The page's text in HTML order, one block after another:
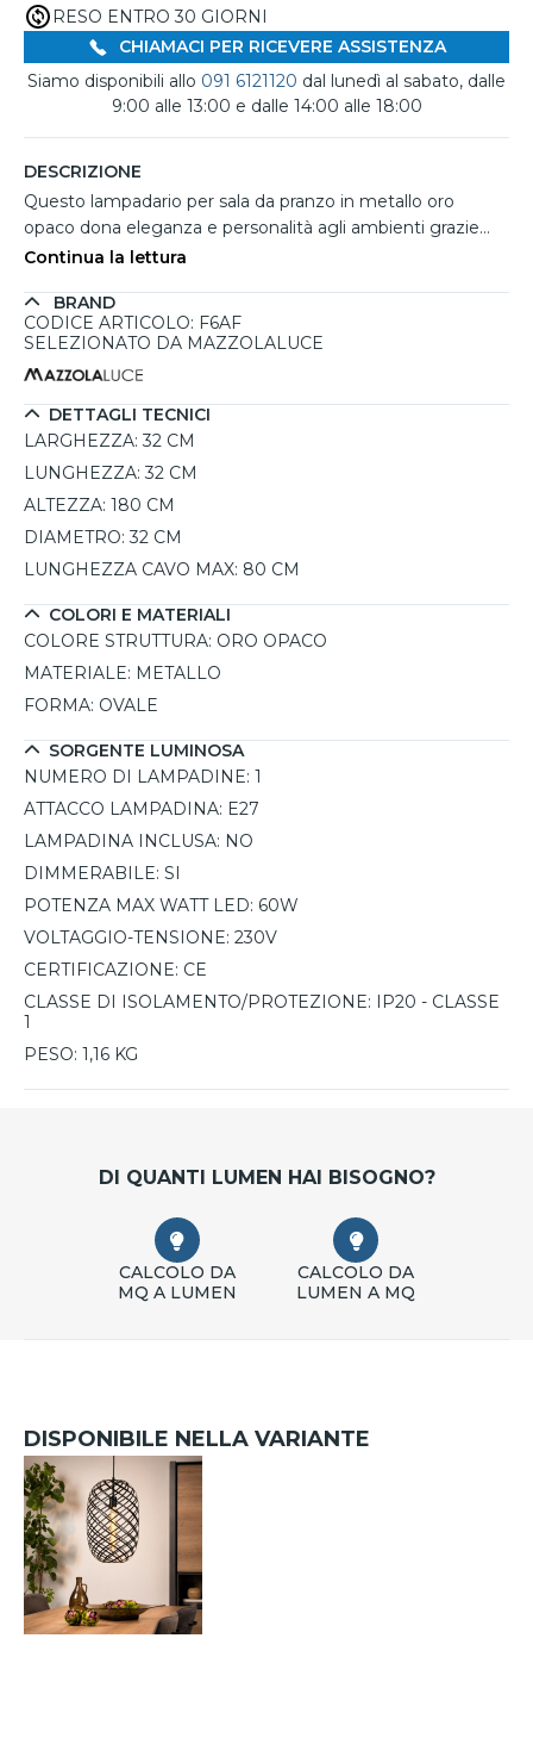
RESO ENTRO 30 GIORNI
CHIAMACI PER RICEVERE ASSISTENZA
Siamo disponibili allo 091 6121120 dal lunedì al sabato, dalle
9:00 alle 13:00 e dalle 14:00 alle 18:00
DESCRIZIONE
Questo lampadario per sala da pranzo in metallo oro
opaco dona eleganza e personalità agli ambienti grazie
alla sua struttura intrecciata dalla forma ovale. Il design
giochi di luce e un'atmosfera accogliente ideale sopra
tavoli da pranzo, living moderni o ambienti dal gusto
60W, permette di regolare facilmente l'intensità luminosa
collegandolo a un dimmer esterno. L'altezza regolabile
fino a 180 cm offre grande versatilità di installazione
adattandosi perfettamente a diversi spazi abitativi.
Continua la lettura
BRAND
CODICE ARTICOLO: F6AF
SELEZIONATO DA MAZZOLALUCE
DETTAGLI TECNICI
LARGHEZZA: 32 CM
LUNGHEZZA: 32 CM
ALTEZZA: 180 CM
DIAMETRO: 32 CM
LUNGHEZZA CAVO MAX: 80 CM
COLORI E MATERIALI
COLORE STRUTTURA: ORO OPACO
MATERIALE: METALLO
FORMA: OVALE
SORGENTE LUMINOSA
NUMERO DI LAMPADINE: 1
ATTACCO LAMPADINA: E27
LAMPADINA INCLUSA: NO
DIMMERABILE: SI
POTENZA MAX WATT LED: 60W
VOLTAGGIO-TENSIONE: 230V
CERTIFICAZIONE: CE
CLASSE DI ISOLAMENTO/PROTEZIONE: IP20 - CLASSE
1
PESO: 1,16 KG
DI QUANTI LUMEN HAI BISOGNO?
CALCOLO DA
MQ A LUMEN
CALCOLO DA
LUMEN A MQ
DISPONIBILE NELLA VARIANTE